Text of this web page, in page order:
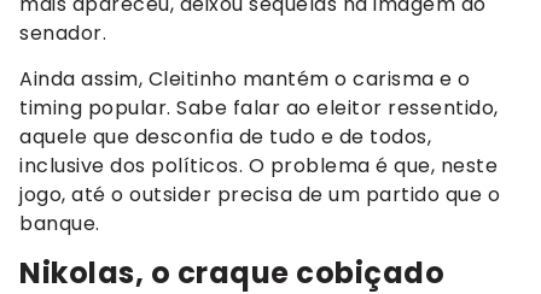
senador.
Ainda assim, Cleitinho mantém o carisma e o
timing popular. Sabe falar ao eleitor ressentido,
aquele que desconfia de tudo e de todos,
inclusive dos políticos. O problema é que, neste
jogo, até o outsider precisa de um partido que o
banque.
Nikolas, o craque cobiçado